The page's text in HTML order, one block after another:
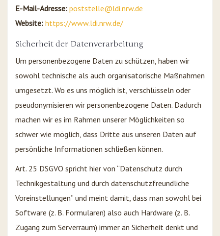
E-Mail-Adresse: poststelle@ldi.nrw.de
Website: https://www.ldi.nrw.de/
Sicherheit der Datenverarbeitung
Um personenbezogene Daten zu schützen, haben wir
sowohl technische als auch organisatorische Maßnahmen
umgesetzt. Wo es uns möglich ist, verschlüsseln oder
pseudonymisieren wir personenbezogene Daten. Dadurch
machen wir es im Rahmen unserer Möglichkeiten so
schwer wie möglich, dass Dritte aus unseren Daten auf
persönliche Informationen schließen können.
Art. 25 DSGVO spricht hier von “Datenschutz durch
Technikgestaltung und durch datenschutzfreundliche
Voreinstellungen” und meint damit, dass man sowohl bei
Software (z. B. Formularen) also auch Hardware (z. B.
Zugang zum Serverraum) immer an Sicherheit denkt und